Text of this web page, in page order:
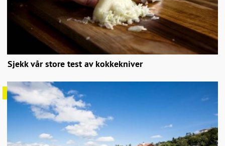
Sjekk vår store test av kokkekniver